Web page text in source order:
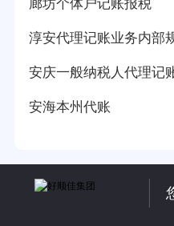
廊坊个体户记账报税
淳安代理记账业务内部
安庆一般纳税人代理记
安海本州代账